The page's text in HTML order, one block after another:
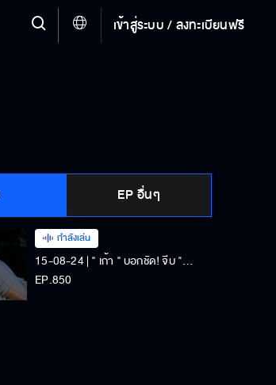
เข้าสู่ระบบ / ลงทะเบียนฟรี
EP อื่นๆ
กำลังเล่น
15-08-24 | " เก้า " บอกชัด! จีบ " พีพี " บอกจิ้นไม่ไหว " พรชีวัน "
EP.850